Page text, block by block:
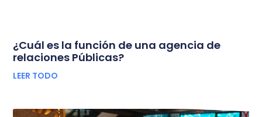
¿Cuál es la función de una agencia de
relaciones Públicas?
LEER TODO